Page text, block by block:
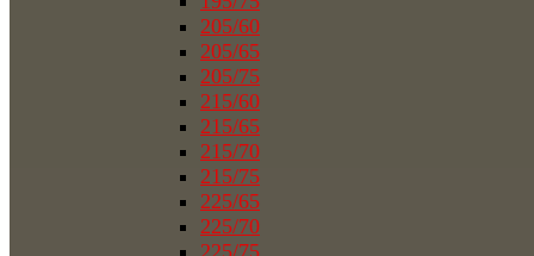
205/60
205/65
205/75
215/60
215/65
215/70
215/75
225/65
225/70
225/75